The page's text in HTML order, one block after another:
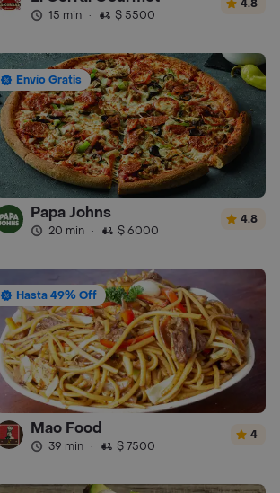
15 min · $ 5500
4.8
Envío Gratis
Papa Johns
20 min · $ 6000
4.8
Hasta 49% Off
Mao Food
39 min · $ 7500
4